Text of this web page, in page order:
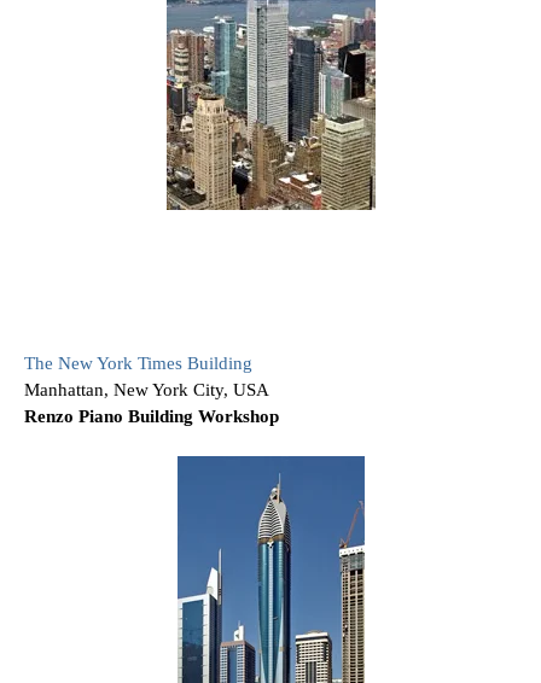
The New York Times Building
Manhattan, New York City, USA
Renzo Piano Building Workshop